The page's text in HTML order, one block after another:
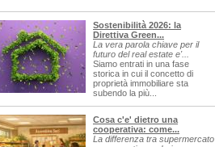
Sostenibilità 2026: la
Direttiva Green...
La vera parola chiave per il
futuro del real estate e'...
Siamo entrati in una fase
storica in cui il concetto di
proprietà immobiliare sta
subendo la più...
Cosa c'e' dietro una
cooperativa: come...
La differenza tra supermercato